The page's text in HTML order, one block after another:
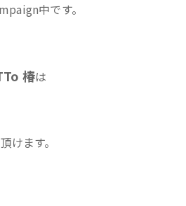
中です。
椿は
けます。